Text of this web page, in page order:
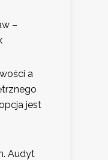
–
a
jest
Audyt